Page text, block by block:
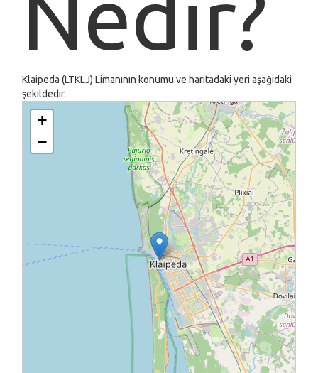
Klaipeda (LTKLJ) Limanının konumu ve haritadaki yeri aşağıdaki
şekildedir.
+
−